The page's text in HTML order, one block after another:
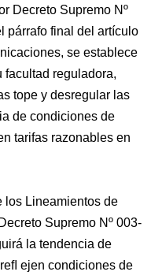
Decreto Supremo Nº
párrafo final del artículo
se establece
facultad reguladora,
tope y desregular las
de condiciones de
tarifas razonables en
los Lineamientos de
Supremo Nº 003-
la tendencia de
ejen condiciones de